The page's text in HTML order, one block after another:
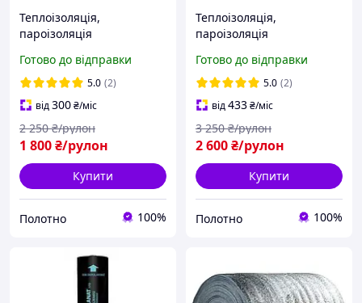
Теплоізоляція,
пароізоляція
конструкцій будівель
ламінована 2 мм (50 м.кв/
рулон)
Готово до відправки
5.0 (2)
від300₴/міс
1 800₴/рулон
2 250 ₴/рулон
Купити
Полотно 100%
Теплоізоляція,
пароізоляція
конструкцій будівель
ламінована 4 мм (50 м.кв/
рулон)
Готово до відправки
5.0 (2)
від433₴/міс
2 600₴/рулон
3 250 ₴/рулон
Купити
Полотно 100%